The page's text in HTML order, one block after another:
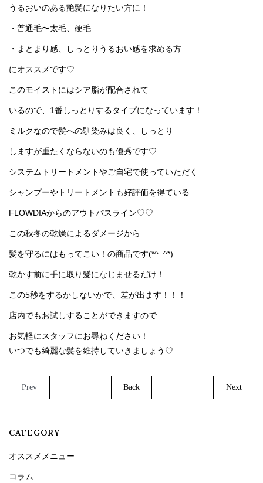
うるおいのある艶髪になりたい方に！
・普通毛〜太毛、硬毛
・まとまり感、しっとりうるおい感を求める方
にオススメです♡
このモイストにはシア脂が配合されて
いるので、1番しっとりするタイプになっています！
ミルクなので髪への馴染みは良く、しっとり
しますが重たくならないのも優秀です♡
システムトリートメントやご自宅で使っていただく
シャンプーやトリートメントも好評価を得ている
FLOWDIAからのアウトバスライン♡♡
この秋冬の乾燥によるダメージから
髪を守るにはもってこい！の商品です(*^_^*)
乾かす前に手に取り髪になじませるだけ！
この5秒をするかしないかで、差が出ます！！！
店内でもお試しすることができますので
お気軽にスタッフにお尋ねください！
いつでも綺麗な髪を維持していきましょう♡
Prev Back Next
CATEGORY
オススメメニュー
コラム